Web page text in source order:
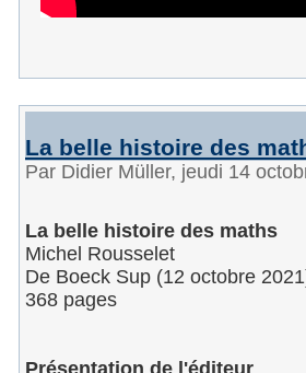
La belle histoire des
Par Didier Müller, jeudi 14
La belle histoire des maths
Michel Rousselet
De Boeck Sup (12 octobre
368 pages
Présentation de l'éditeur